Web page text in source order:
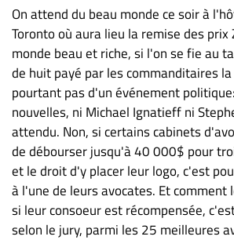
Offres
d'emploi
Formation
Continue
Métiers
Scoop?
CABINETS
ET
ENTREPRISES
Espace
On attend du beau monde ce soir à
Toronto où aura lieu la remise des
monde beau et riche, si l'on se fie au
de huit payé par les commanditaires
pourtant pas d'un événement
nouvelles, ni Michael Ignatieff ni
attendu. Non, si certains cabinets
de débourser jusqu'à 40 000$ pour
et le droit d'y placer leur logo, c'est
à l'une de leurs avocates. Et comment
si leur consoeur est récompensée,
selon le jury, parmi les 25 meilleures